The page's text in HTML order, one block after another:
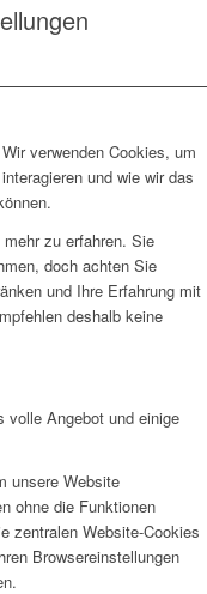
verwenden Cookies, um
und wie wir das
zu erfahren. Sie
doch achten Sie
und Ihre Erfahrung mit
deshalb keine
volle Angebot und einige
unsere Website
ohne die Funktionen
zentralen Website-Cookies
Browsereinstellungen